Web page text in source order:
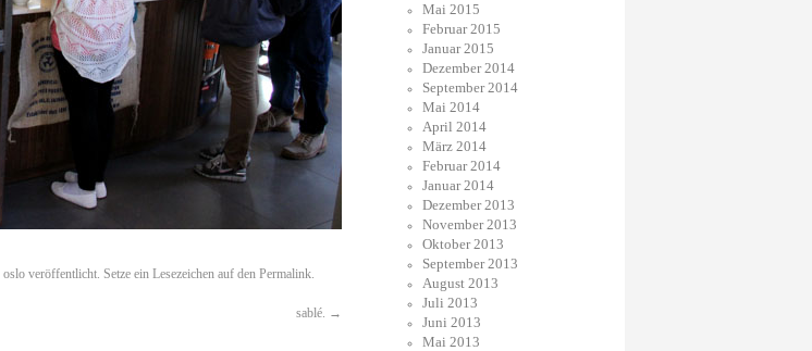
oslo veröffentlicht. Setze ein Lesezeichen auf den Permalink.
sablé. →
Mai 2015
Februar 2015
Januar 2015
Dezember 2014
September 2014
Mai 2014
April 2014
März 2014
Februar 2014
Januar 2014
Dezember 2013
November 2013
Oktober 2013
September 2013
August 2013
Juli 2013
Juni 2013
Mai 2013